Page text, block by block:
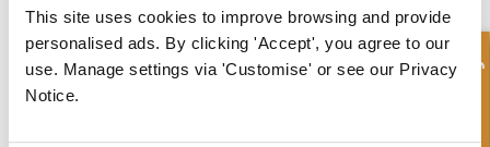
This site uses cookies to improve browsing and provide
personalised ads. By clicking 'Accept', you agree to our
use. Manage settings via 'Customise' or see our Privacy
Notice.
Typ-LWS30/LWS30A Schnellanfrage